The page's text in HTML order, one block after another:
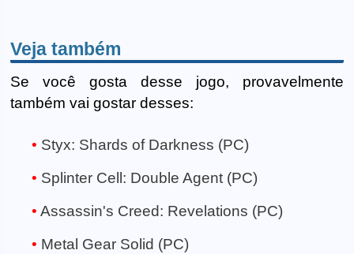
Veja também
Se você gosta desse jogo, provavelmente
também vai gostar desses:
Styx: Shards of Darkness (PC)
Splinter Cell: Double Agent (PC)
Assassin's Creed: Revelations (PC)
Metal Gear Solid (PC)